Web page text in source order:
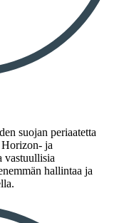
suojan periaatetta
Horizon- ja
vastuullisia
hallintaa ja